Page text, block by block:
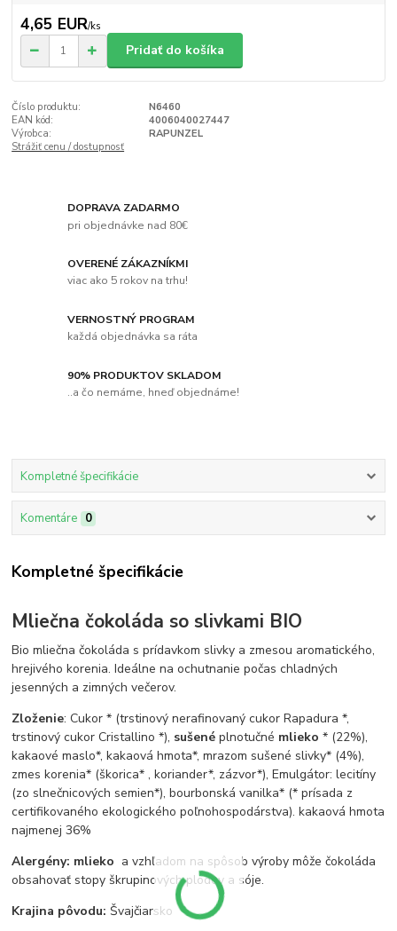
4,65 EUR/ks
Pridať do košíka
Číslo produktu:
N6460
EAN kód:
4006040027447
Výrobca:
RAPUNZEL
Strážiť cenu / dostupnosť
DOPRAVA ZADARMO
pri objednávke nad 80€
OVERENÉ ZÁKAZNÍKMI
viac ako 5 rokov na trhu!
VERNOSTNÝ PROGRAM
každá objednávka sa ráta
90% PRODUKTOV SKLADOM
..a čo nemáme, hneď objednáme!
Kompletné špecifikácie
Komentáre 0
Kompletné špecifikácie
Mliečna čokoláda so slivkami BIO
Bio mliečna čokoláda s prídavkom slivky a zmesou aromatického,
hrejivého korenia. Ideálne na ochutnanie počas chladných
jesenných a zimných večerov.
Zloženie: Cukor * (trstinový nerafinovaný cukor Rapadura *,
trstinový cukor Cristallino *), sušené plnotučné mlieko * (22%),
kakaové maslo*, kakaová hmota*, mrazom sušené slivky* (4%),
zmes korenia* (škorica* , koriander*, zázvor*), Emulgátor: lecitíny
(zo slnečnicových semien*), bourbonská vanilka* (* prísada z
certifikovaného ekologického poľnohospodárstva). kakaová hmota
najmenej 36%
Alergény: mlieko a vzhľadom na spôsob výroby môže čokoláda
obsahovať stopy škrupinových plodov a sóje.
Krajina pôvodu: Švajčiarsko